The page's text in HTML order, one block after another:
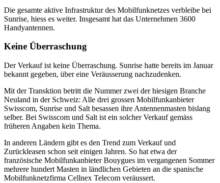
Die gesamte aktive Infrastruktur des Mobilfunknetzes verbleibe bei
Sunrise, hiess es weiter. Insgesamt hat das Unternehmen 3600
Handyantennen.
Keine Überraschung
Der Verkauf ist keine Überraschung. Sunrise hatte bereits im Januar
bekannt gegeben, über eine Veräusserung nachzudenken.
Mit der Transktion betritt die Nummer zwei der hiesigen Branche
Neuland in der Schweiz: Alle drei grossen Mobilfunkanbieter
Swisscom, Sunrise und Salt besassen ihre Antennenmasten bislang
selber. Bei Swisscom und Salt ist ein solcher Verkauf gemäss
früheren Angaben kein Thema.
In anderen Ländern gibt es den Trend zum Verkauf und
Zurückleasen schon seit einigen Jahren. So hat etwa der
französische Mobilfunkanbieter Bouygues im vergangenen Sommer
mehrere hundert Masten in ländlichen Gebieten an die spanische
Mobilfunknetzfirma Cellnex Telecom veräussert.